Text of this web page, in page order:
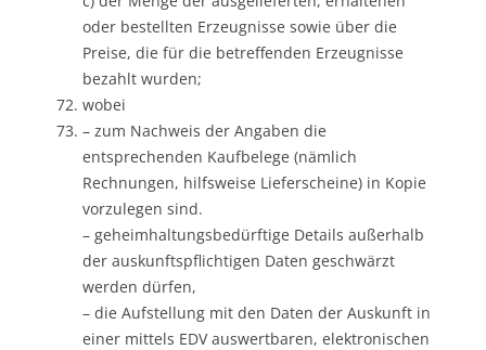
oder bestellten Erzeugnisse sowie über die
Preise, die für die betreffenden Erzeugnisse
bezahlt wurden;
wobei
– zum Nachweis der Angaben die
entsprechenden Kaufbelege (nämlich
Rechnungen, hilfsweise Lieferscheine) in Kopie
vorzulegen sind.
– geheimhaltungsbedürftige Details außerhalb
der auskunftspflichtigen Daten geschwärzt
werden dürfen,
– die Aufstellung mit den Daten der Auskunft in
einer mittels EDV auswertbaren, elektronischen